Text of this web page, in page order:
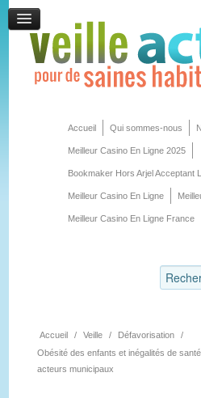
Accueil Qui sommes-nous
Meilleur Casino En Ligne 2025
Bookmaker Hors Arjel Acceptant
Meilleur Casino En Ligne
Meilleur Casino En Ligne France
Accueil / Veille / Défavorisation
/
Obésité des enfants et inégalités de
acteurs municipaux